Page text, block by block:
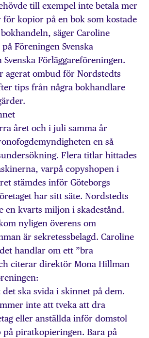
till exempel inte betala mer
kopior på en bok som kostade
säger Caroline
Föreningen Svenska
Förläggareföreningen.
agerat ombud för Nordstedts
tips från några bokhandlare
året och i juli samma år
en så
Flera titlar hittades
varpå copyshopen i
stämdes inför Göteborgs
har sitt säte. Nordstedts
en kvarts miljon i skadestånd.
nyligen överens om
är sekretessbelagd. Caroline
handlar om ett ”bra
citerar direktör Mona Hillman
det ska svida i skinnet på dem.
inte att tveka att dra
eller anställda inför domstol
piratkopieringen. Bara på